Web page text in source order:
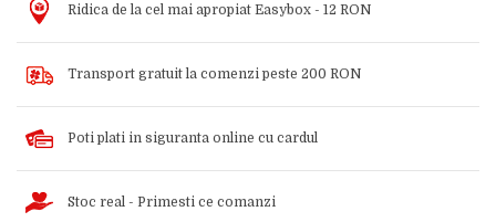
Ridica de la cel mai apropiat Easybox - 12 RON
Transport gratuit la comenzi peste 200 RON
Poti plati in siguranta online cu cardul
Stoc real - Primesti ce comanzi